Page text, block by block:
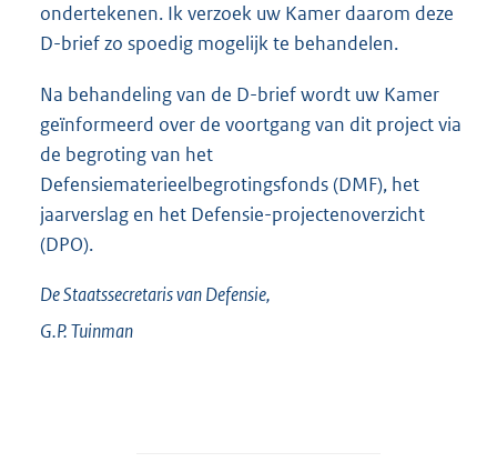
ondertekenen. Ik verzoek uw Kamer daarom deze
D-brief zo spoedig mogelijk te behandelen.
Na behandeling van de D-brief wordt uw Kamer
geïnformeerd over de voortgang van dit project via
de begroting van het
Defensiematerieelbegrotingsfonds (DMF), het
jaarverslag en het Defensie-projectenoverzicht
(DPO).
De Staatssecretaris van Defensie,
G.P.Tuinman